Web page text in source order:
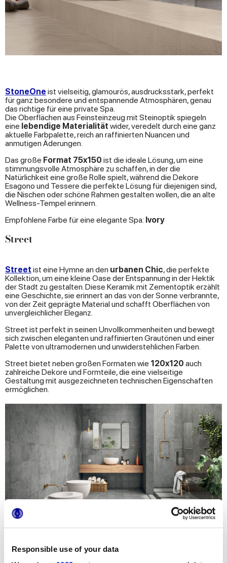
Responsible use of your data
StoneOne ist vielseitig, glamourös, ausdrucksstark, perfekt
für ganz besondere und entspannende Atmosphären, genau
das richtige für eine private Spa.
Die Oberflächen aus Feinsteinzeug mit Steinoptik spiegeln
eine lebendige Materialität wider, veredelt durch eine ganz
aktuelle Farbpalette, reich an raffinierten Nuancen und
anmutigen Äderungen.
Das große Format 75x150 ist die ideale Lösung, um eine
stimmungsvolle Atmosphäre zu schaffen, in der die
Natürlichkeit eine große Rolle spielt, während die Dekore
Esagono und Tessere die perfekte Lösung für diejenigen sind,
die Nischen oder schöne Rahmen gestalten wollen, die an alte
Wellness-Tempel erinnern.
Empfohlene Farbe für eine elegante Spa: Ivory
Street
Street ist eine Hymne an den urbanen Chic, die perfekte
Kollektion, um eine kleine Oase der Entspannung in der Hektik
der Stadt zu gestalten. Diese Keramik mit Zementoptik erzählt
eine Geschichte, sie erinnert an das von der Sonne verbrannte,
von der Zeit geprägte Material und schafft Oberflächen von
unvergleichlicher Eleganz.
Street ist perfekt in seinen Unvollkommenheiten und bewegt
sich zwischen eleganten und raffinierten Grautönen und einer
Palette von ultramodernen und unwiderstehlichen Farben.
Street bietet neben großen Formaten wie 120x120 auch
zahlreiche Dekore und Formteile, die eine vielseitige
Gestaltung mit ausgezeichneten technischen Eigenschaften
ermöglichen.
Verwandeln Sie Ihr Bad in eine private